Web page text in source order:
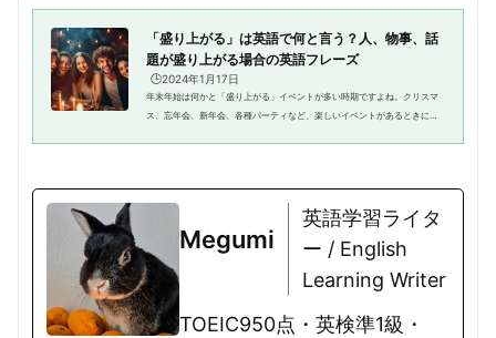
「盛り上がる」は英語で何と言う？人、物事、話
題が盛り上がる場合の英語フレーズ
🕒️2024年1月17日
年末年始は何かと「盛り上がる」イベントが多い時期ですよね。クリスマ
ス、忘年会、新年会、各種パーティなど、楽しいイベントがあるときに
Megumi
英語学習ライタ
ー / English
Learning Writer
TOEIC950点・英検準1級・